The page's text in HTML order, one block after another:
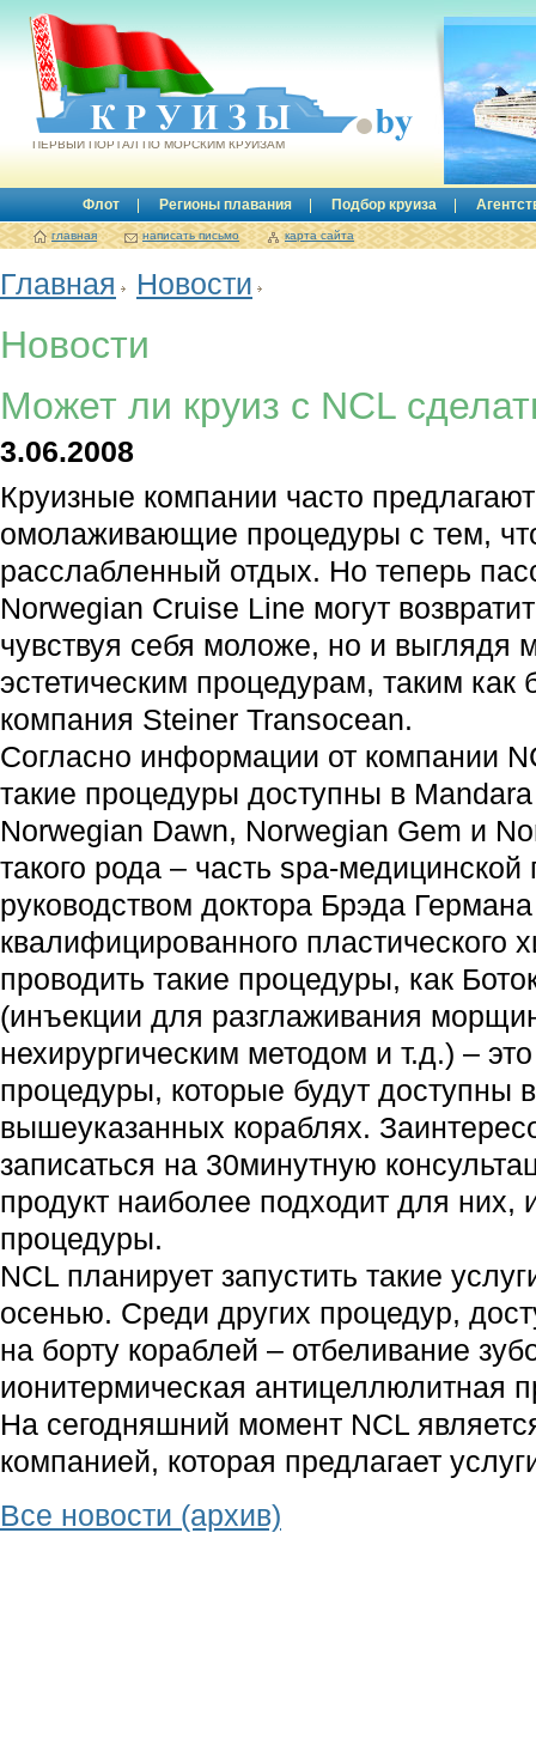
Круизы.by
ПЕРВЫЙ ПОРТАЛ ПО МОРСКИМ КРУИЗАМ
Флот Регионы плавания Подбор круиза
главная написать письмо карта сайта
Главная Новости
Новости
Может ли круиз с NCL
3.06.2008
Круизные компании часто
омолаживающие процедуры с тем,
расслабленный отдых. Но теперь
Norwegian Cruise Line могут
чувствуя себя моложе, но и выглядя
эстетическим процедурам, таким как
компания Steiner Transocean.
Согласно информации от компании
такие процедуры доступны в
Norwegian Dawn, Norwegian Gem и
такого рода – часть spa-
руководством доктора Брэда
квалифицированного пластического
проводить такие процедуры, как
(инъекции для разглаживания
нехирургическим методом и т.д.) –
процедуры, которые будут доступны
вышеуказанных кораблях.
записаться на 30минутную
продукт наиболее подходит для них,
процедуры.
NCL планирует запустить такие
осенью. Среди других процедур,
на борту кораблей – отбеливание
ионитермическая антицеллюлитная
На сегодняшний момент NCL
компанией, которая предлагает
Все новости (архив)